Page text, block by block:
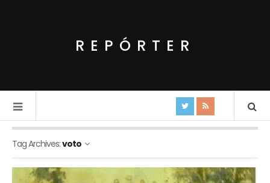
REPÓRTER
Tag Archives:voto